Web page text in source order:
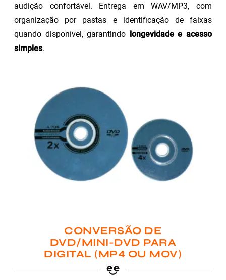
audição confortável. Entrega em WAV/MP3, com
organização por pastas e identificação de faixas
quando disponível, garantindo longevidade e acesso
simples.
CONVERSÃO DE
DVD/MINI-DVD PARA
DIGITAL (MP4 OU MOV)